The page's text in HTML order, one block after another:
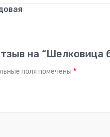
на “Шелковица
поля помечены *